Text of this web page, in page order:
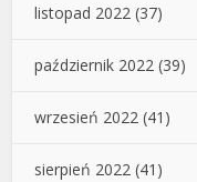
listopad 2022 (37)
październik 2022 (39)
wrzesień 2022 (41)
sierpień 2022 (41)